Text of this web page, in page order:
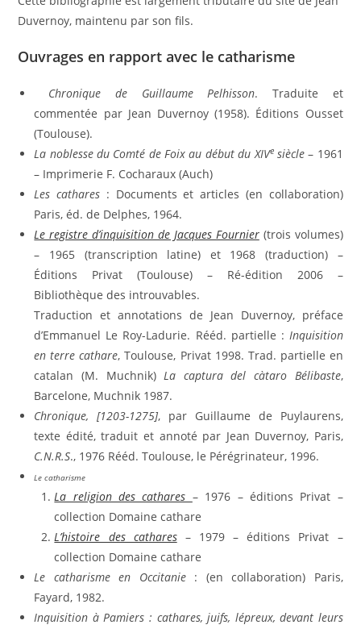
Duvernoy, maintenu par son fils.
Ouvrages en rapport avec le catharisme
Chronique de Guillaume Pelhisson. Traduite et
commentée par Jean Duvernoy (1958). Éditions Ousset
(Toulouse).
La noblesse du Comté de Foix au début du XIVesiècle– 1961
– Imprimerie F. Cocharaux (Auch)
Les cathares : Documents et articles (en collaboration)
Paris, éd. de Delphes, 1964.
Le registre d’inquisition de Jacques Fournier(trois volumes)
– 1965 (transcription latine) et 1968 (traduction) –
Éditions Privat (Toulouse) – Ré-édition 2006 –
Bibliothèque des introuvables.
Traduction et annotations de Jean Duvernoy, préface
d’Emmanuel Le Roy-Ladurie. Rééd. partielle : Inquisition
en terre cathare, Toulouse, Privat 1998. Trad. partielle en
catalan (M. Muchnik)La captura del càtaro Bélibaste,
Barcelone, Muchnik 1987.
Chronique, [1203-1275], par Guillaume de Puylaurens,
texte édité, traduit et annoté par Jean Duvernoy, Paris,
C.N.R.S., 1976 Rééd. Toulouse, le Pérégrinateur, 1996.
Le catharisme
La religion des cathares – 1976 – éditions Privat –
collection Domaine cathare
L’histoire des cathares – 1979 – éditions Privat –
collection Domaine cathare
Le catharisme en Occitanie: (en collaboration) Paris,
Fayard, 1982.
Inquisition à Pamiers : cathares, juifs, lépreux, devant leurs